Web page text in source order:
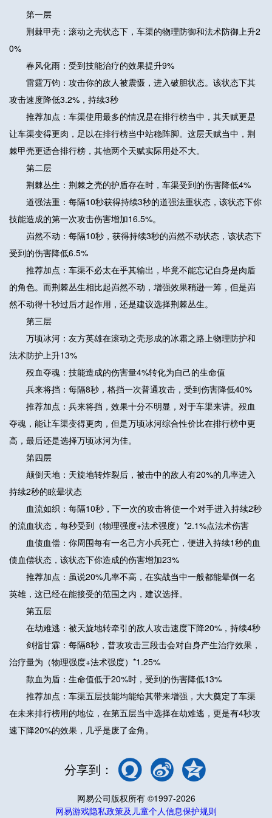
第一层
荆棘甲壳：滚动之壳状态下，车渠的物理防御和法术防御上升2
0%
春风化雨：受到技能治疗的效果提升9%
雷霆万钧：攻击你的敌人被震慑，进入破胆状态。该状态下其
攻击速度降低3.2%，持续3秒
推荐加点：车渠使用最多的情况是在排行榜当中，其天赋更是
让车渠变得更肉，足以在排行榜当中站稳阵脚。这层天赋当中，荆
棘甲壳更适合排行榜，其他两个天赋实际用处不大。
第二层
荆棘丛生：荆棘之壳的护盾存在时，车渠受到的伤害降低4%
道强法重：每隔10秒获得持续3秒的道强法重状态，该状态下你
技能造成的第一次攻击伤害增加16.5%。
岿然不动：每隔10秒，获得持续3秒的岿然不动状态，该状态下
受到的伤害降低6.5%
推荐加点：车渠不必太在乎其输出，毕竟不能忘记自身是肉盾
的角色。而荆棘丛生相比起岿然不动，增强效果稍逊一筹，但是岿
然不动得十秒过后才起作用，还是建议选择荆棘丛生。
第三层
万顷冰河：友方英雄在滚动之壳形成的冰霜之路上物理防护和
法术防护上升13%
殁血夺魂：技能造成的伤害量4%转化为自己的生命值
兵来将挡：每隔8秒，格挡一次普通攻击，受到伤害降低40%
推荐加点：兵来将挡，效果十分不明显，对于车渠来讲。殁血
夺魂，能让车渠变得更肉，但是万顷冰河综合性价比在排行榜中更
高，最后还是选择万顷冰河为佳。
第四层
颠倒天地：天旋地转炸裂后，被击中的敌人有20%的几率进入
持续2秒的眩晕状态
血流如织：每隔10秒，下一次的攻击将使一个对手进入持续2秒
的流血状态，每秒受到（物理强度+法术强度）*2.1%点法术伤害
血债血偿：你周围每有一名己方小兵死亡，便进入持续1秒的血
债血偿状态，该状态下你造成的伤害增加23%
推荐加点：虽说20%几率不高，在实战当中一般都能晕倒一名
英雄，这已经在能接受的范围之内，建议选择。
第五层
在劫难逃：被天旋地转牵引的敌人攻击速度下降20%，持续4秒
剑指甘霖：每隔8秒，普攻攻击三段击会对自身产生治疗效果，
治疗量为（物理强度+法术强度）*1.25%
歃血为盾：生命值低于20%时，受到的伤害降低13%
推荐加点：车渠五层技能均能给其带来增强，大大奠定了车渠
在未来排行榜用的地位，在第五层当中选择在劫难逃，更是有4秒攻
速下降20%的效果，几乎是废了金角。
分享到：
网易公司版权所有 ©1997-2026
网易游戏隐私政策及儿童个人信息保护规则